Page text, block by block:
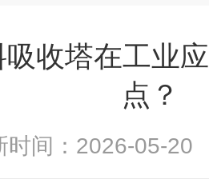
吸收塔在工业
点？
时间：2026-05-